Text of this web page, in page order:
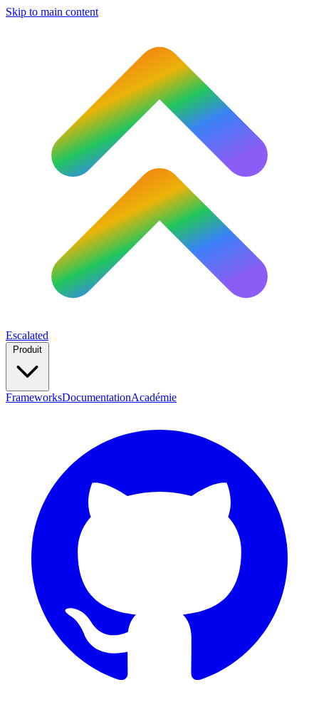
Skip to main content
Escalated
FrameworksDocumentationAcadémie